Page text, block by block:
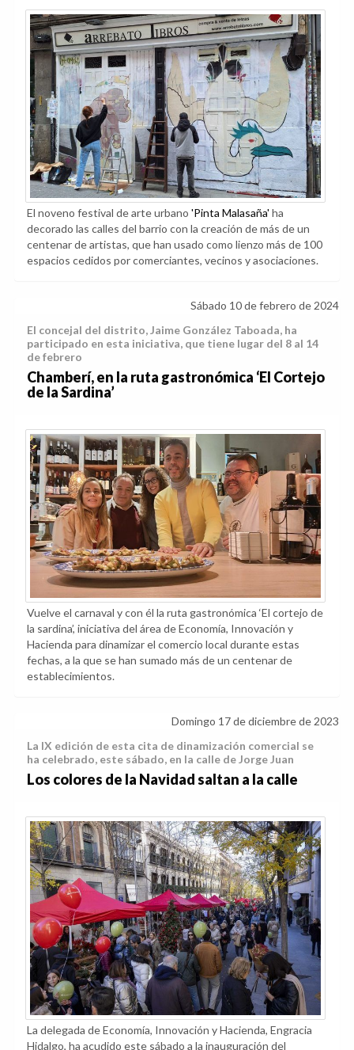
El noveno festival de arte urbano 'Pinta Malasaña' ha
decorado las calles del barrio con la creación de más de un
centenar de artistas, que han usado como lienzo más de 100
espacios cedidos por comerciantes, vecinos y asociaciones.
Sábado 10 de febrero de 2024
El concejal del distrito, Jaime González Taboada, ha
participado en esta iniciativa, que tiene lugar del 8 al 14
de febrero
Chamberí, en la ruta gastronómica ‘El Cortejo
de la Sardina’
Vuelve el carnaval y con él la ruta gastronómica ‘El cortejo de
la sardina’, iniciativa del área de Economía, Innovación y
Hacienda para dinamizar el comercio local durante estas
fechas, a la que se han sumado más de un centenar de
establecimientos.
Domingo 17 de diciembre de 2023
La IX edición de esta cita de dinamización comercial se
ha celebrado, este sábado, en la calle de Jorge Juan
Los colores de la Navidad saltan a la calle
La delegada de Economía, Innovación y Hacienda, Engracia
Hidalgo, ha acudido este sábado a la inauguración del